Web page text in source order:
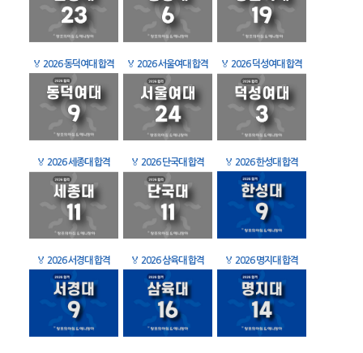
🏅 2026 동덕여대 합격 🏅 2026 서울여대 합격 🏅 2026 덕성여대 합격
🏅 2026 세종대 합격 🏅 2026 단국대 합격 🏅 2026 한성대 합격
🏅 2026 서경대 합격 🏅 2026 삼육대 합격 🏅 2026 명지대 합격